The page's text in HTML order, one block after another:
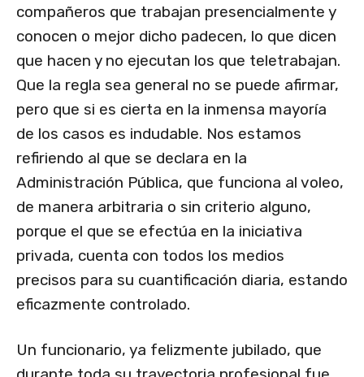
compañeros que trabajan presencialmente y
conocen o mejor dicho padecen, lo que dicen
que hacen y no ejecutan los que teletrabajan.
Que la regla sea general no se puede afirmar,
pero que si es cierta en la inmensa mayoría
de los casos es indudable. Nos estamos
refiriendo al que se declara en la
Administración Pública, que funciona al voleo,
de manera arbitraria o sin criterio alguno,
porque el que se efectúa en la iniciativa
privada, cuenta con todos los medios
precisos para su cuantificación diaria, estando
eficazmente controlado.
Un funcionario, ya felizmente jubilado, que